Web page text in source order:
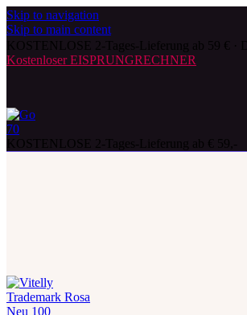
Skip to navigation
Skip to main content
Kostenloser EISPRUNGRECHNER